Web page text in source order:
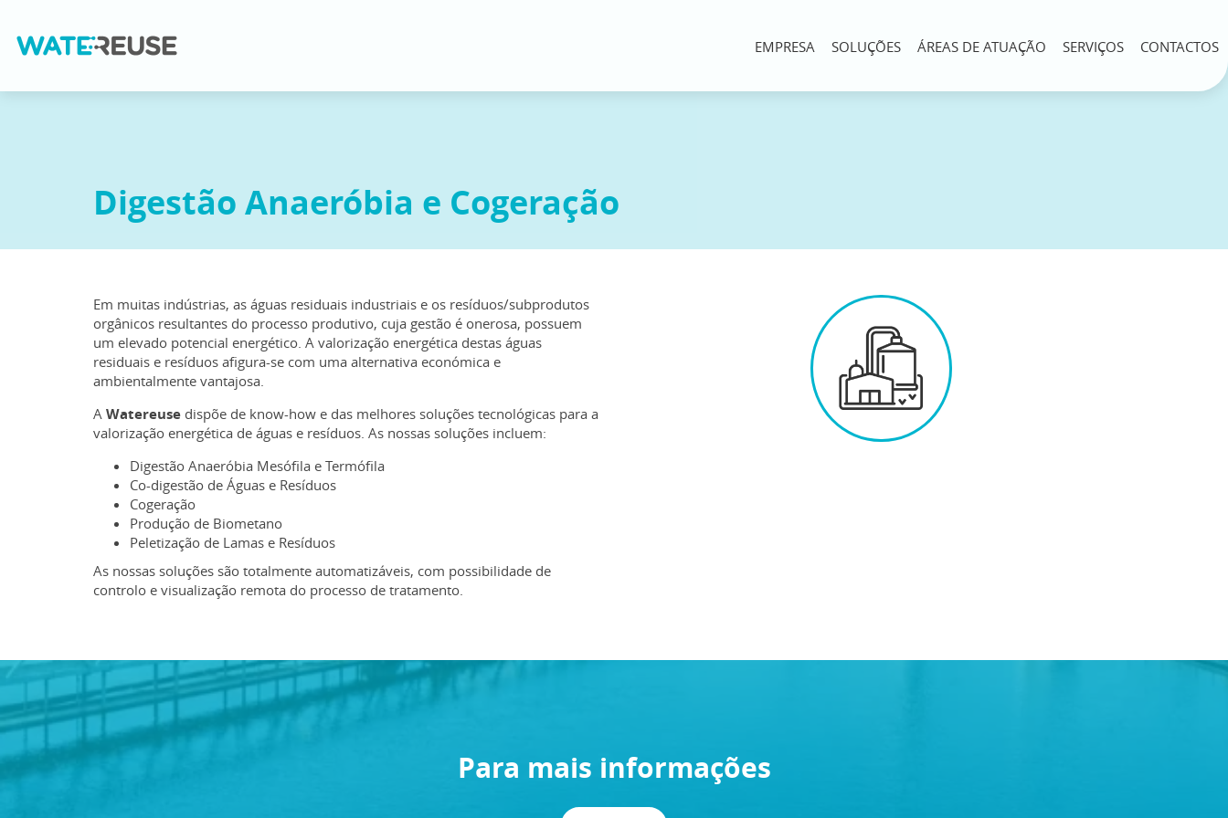
EMPRESA SOLUÇÕES ÁREAS DE ATUAÇÃO SERVIÇOS CONTACTOS
Digestão Anaeróbia e Cogeração
Em muitas indústrias, as águas residuais industriais e os resíduos/subprodutos
orgânicos resultantes do processo produtivo, cuja gestão é onerosa, possuem
um elevado potencial energético. A valorização energética destas águas
residuais e resíduos afigura-se com uma alternativa económica e
ambientalmente vantajosa.
A Watereuse dispõe de know-how e das melhores soluções tecnológicas para a
valorização energética de águas e resíduos. As nossas soluções incluem:
Digestão Anaeróbia Mesófila e Termófila
Co-digestão de Águas e Resíduos
Cogeração
Produção de Biometano
Peletização de Lamas e Resíduos
As nossas soluções são totalmente automatizáveis, com possibilidade de
controlo e visualização remota do processo de tratamento.
Para mais informações